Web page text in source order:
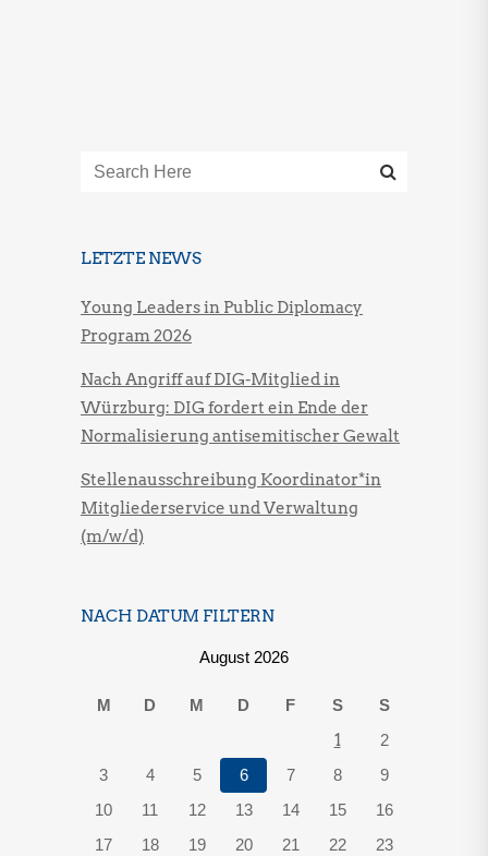
LETZTE NEWS
Young Leaders in Public Diplomacy
Program 2026
Nach Angriff auf DIG-Mitglied in
Würzburg: DIG fordert ein Ende der
Normalisierung antisemitischer Gewalt
Stellenausschreibung Koordinator*in
Mitgliederservice und Verwaltung
(m/w/d)
NACH DATUM FILTERN
August 2026
M D M D F S S
1
2
3
4 5 6 7 8
9
10
11 12 13 14 15
16
17
18 19 20 21 22
23